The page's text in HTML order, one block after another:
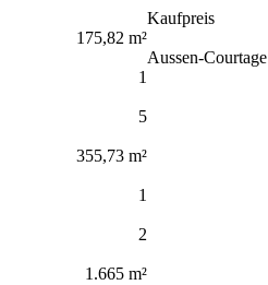
175,82 m²
1
5
355,73 m²
1
2
1.665 m²
Kaufpreis
Aussen-Courtage